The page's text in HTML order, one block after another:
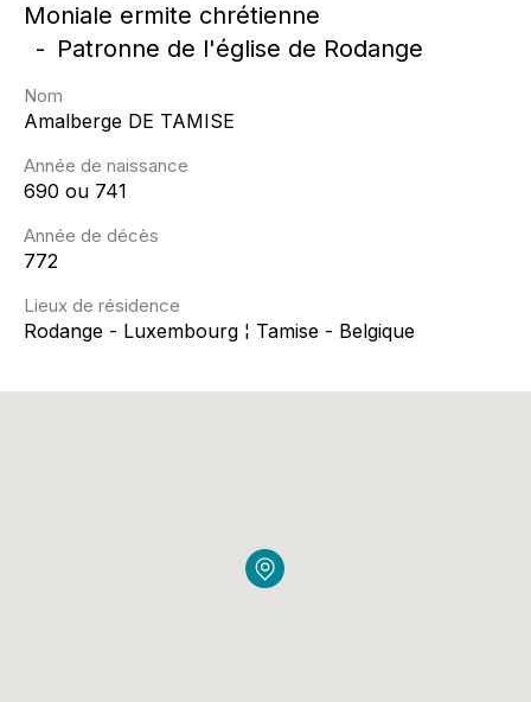
Moniale ermite chrétienne
Patronne de l'église de Rodange
Nom
Amalberge DE TAMISE
Année de naissance
690 ou 741
Année de décès
772
Lieux de résidence
Rodange - Luxembourg ¦ Tamise - Belgique